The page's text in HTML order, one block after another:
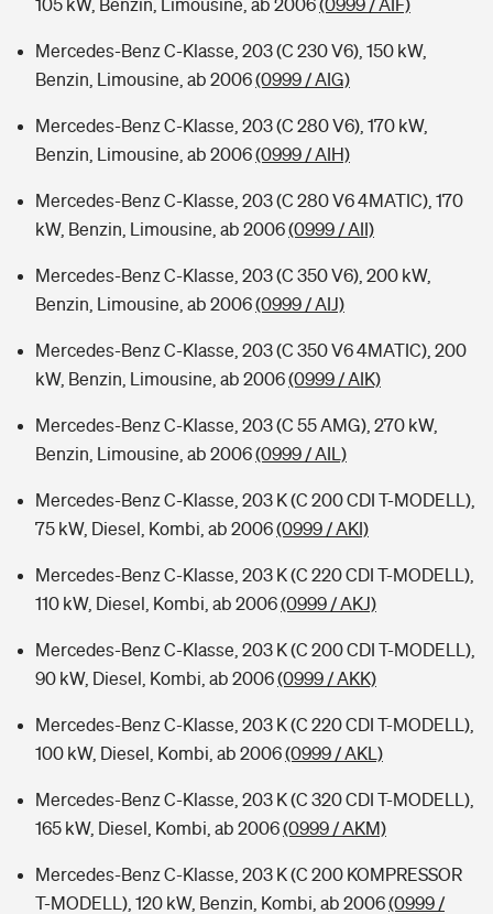
105 kW, Benzin, Limousine, ab 2006(0999 / AIF)
Mercedes-Benz C-Klasse, 203 (C 230 V6), 150 kW,
Benzin, Limousine, ab 2006(0999 / AIG)
Mercedes-Benz C-Klasse, 203 (C 280 V6), 170 kW,
Benzin, Limousine, ab 2006(0999 / AIH)
Mercedes-Benz C-Klasse, 203 (C 280 V6 4MATIC), 170
kW, Benzin, Limousine, ab 2006(0999 / AII)
Mercedes-Benz C-Klasse, 203 (C 350 V6), 200 kW,
Benzin, Limousine, ab 2006(0999 / AIJ)
Mercedes-Benz C-Klasse, 203 (C 350 V6 4MATIC), 200
kW, Benzin, Limousine, ab 2006(0999 / AIK)
Mercedes-Benz C-Klasse, 203 (C 55 AMG), 270 kW,
Benzin, Limousine, ab 2006(0999 / AIL)
Mercedes-Benz C-Klasse, 203 K (C 200 CDI T-MODELL),
75 kW, Diesel, Kombi, ab 2006(0999 / AKI)
Mercedes-Benz C-Klasse, 203 K (C 220 CDI T-MODELL),
110 kW, Diesel, Kombi, ab 2006(0999 / AKJ)
Mercedes-Benz C-Klasse, 203 K (C 200 CDI T-MODELL),
90 kW, Diesel, Kombi, ab 2006(0999 / AKK)
Mercedes-Benz C-Klasse, 203 K (C 220 CDI T-MODELL),
100 kW, Diesel, Kombi, ab 2006(0999 / AKL)
Mercedes-Benz C-Klasse, 203 K (C 320 CDI T-MODELL),
165 kW, Diesel, Kombi, ab 2006(0999 / AKM)
Mercedes-Benz C-Klasse, 203 K (C 200 KOMPRESSOR
T-MODELL), 120 kW, Benzin, Kombi, ab 2006(0999 /